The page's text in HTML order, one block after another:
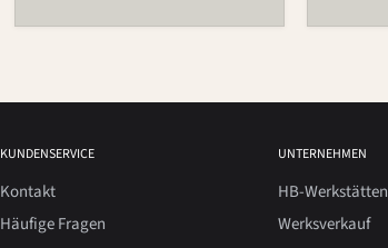
KUNDENSERVICE
Kontakt
Häufige Fragen
UNTERNEHMEN
HB-Werkstätten
Werksverkauf